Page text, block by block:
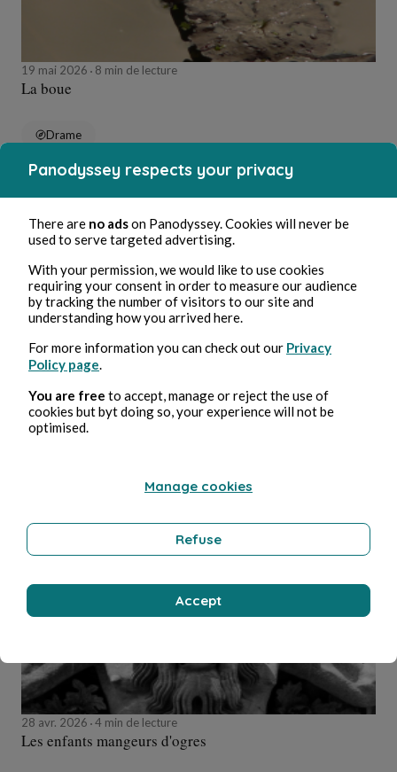
19 mai 2026 8 min de lecture
La boue
Drame
12 mai 20263 min de lecture
Le moment précis
28 avr. 2026 4 min de lecture
Les enfants mangeurs d'ogres
Panodyssey respects your privacy
There are no adson Panodyssey. Cookies will never be
used to serve targeted advertising.
With your permission, we would like to use cookies
requiring your consent in order to measure our audience
by tracking the number of visitors to our site and
understanding how you arrived here.
For more information you can check out our Privacy
Policy page.
You are free to accept, manage or reject the use of
cookies but byt doing so, your experience will not be
optimised.
Manage cookies
Refuse
Accept